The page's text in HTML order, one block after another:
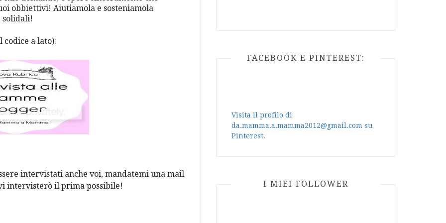
obbiettivi! Aiutiamola e sosteniamola
solidali!
a lato):
intervistati anche voi, mandatemi una mail
intervisterò il prima possibile!
FACEBOOK E PINTEREST:
Visita il profilo di
da.mamma.a.mamma2012@gmail.com su
Pinterest.
I MIEI FOLLOWER